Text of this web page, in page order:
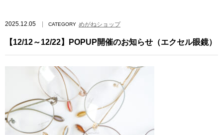
2025.12.05 CATEGORY めがねショップ
【12/12～12/22】POPUP開催のお知らせ（エクセル眼鏡）